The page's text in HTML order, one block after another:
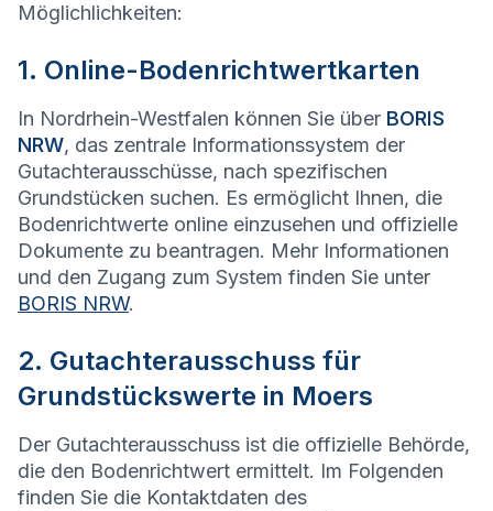
Möglichlichkeiten:
1. Online-Bodenrichtwertkarten
In Nordrhein-Westfalen können Sie über BORIS
NRW, das zentrale Informationssystem der
Gutachterausschüsse, nach spezifischen
Grundstücken suchen. Es ermöglicht Ihnen, die
Bodenrichtwerte online einzusehen und offizielle
Dokumente zu beantragen. Mehr Informationen
und den Zugang zum System finden Sie unter
BORIS NRW.
2. Gutachterausschuss für
Grundstückswerte in Moers
Der Gutachterausschuss ist die offizielle Behörde,
die den Bodenrichtwert ermittelt. Im Folgenden
finden Sie die Kontaktdaten des